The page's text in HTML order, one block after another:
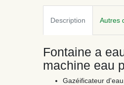
Description Autres
Fontaine a
machine eau
Gazéificateur